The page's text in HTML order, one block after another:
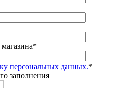
*
персональных данных.*
заполнения